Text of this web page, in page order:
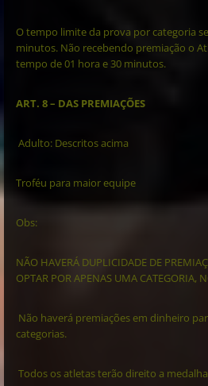
O tempo limite da prova por categoria
minutos. Não recebendo premiação o
tempo de 01 hora e 30 minutos.
ART. 8 – DAS PREMIAÇÕES
Adulto: Descritos acima
Troféu para maior equipe
Obs:
NÃO HAVERÁ DUPLICIDADE DE
OPTAR POR APENAS UMA CATEGORIA,
Não haverá premiações em dinheiro
categorias.
Todos os atletas terão direito a